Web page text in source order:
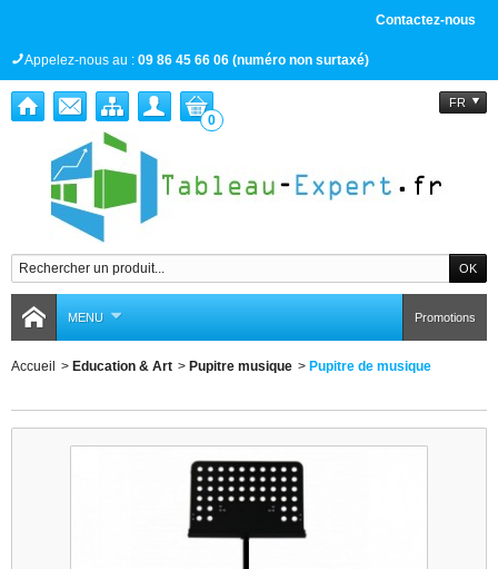
Contactez-nous
Appelez-nous au : 09 86 45 66 06 (numéro non surtaxé)
FR
0
MENU Promotions
Accueil > Education & Art > Pupitre musique > Pupitre de musique